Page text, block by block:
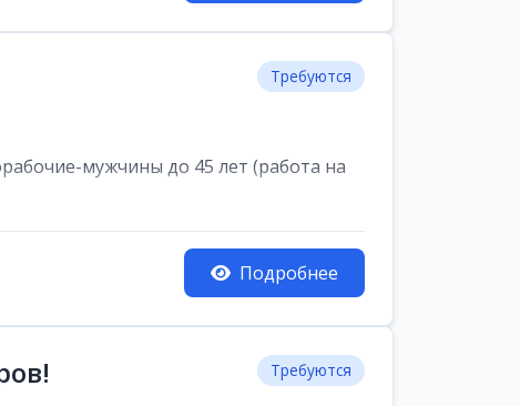
Требуются
мужчины до 45 лет (работа на
Подробнее
Требуются